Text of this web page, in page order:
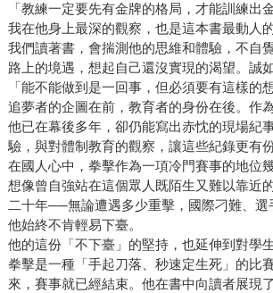
「教練一定要先有金牌的格局，才能訓練出
我在他身上最深的觀察，也是這本書最動人的
我們讀著書，會揣測他的思維和體驗，不自
路上的境遇，想起自己還沒實現的渴望。誠
「能不能做到是一回事，但必須要有這樣的
追夢者的企圖在前，教育者的身份在後。作
他已在幕後多年，卻仍能寫出赤忱的現場紀
驗，與對體制教育的觀察，讓這些紀錄更有份
在國人心中，拳擊作為一項冷門賽事的地位
想像曾自強站在這個眾人既陌生又難以靠近
二十年──無論遭遇多少重擊，國際刁難、選
他始終不肯輕易下臺。
他的這份「不下臺」的堅持，也延伸到對學生
拳擊是一種「手起刀落、秒速定生死」的比
來，賽事就已經結束。他在書中向讀者展現